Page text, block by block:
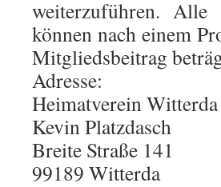
weiterzuführen.
können nach einem
Mitgliedsbeitrag
Adresse:
Heimatverein Witterda
Kevin Platzdasch
Breite Straße 141
99189 Witterda